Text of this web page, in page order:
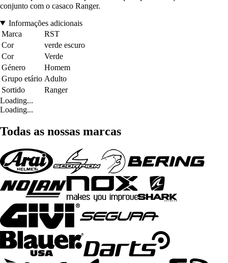
conjunto com o casaco Ranger.
Informações adicionais
Marca
RST
Cor
verde escuro
Cor
Verde
Género
Homem
Grupo etário Adulto
Sortido
Ranger
Loading...
Loading...
Todas as nossas marcas